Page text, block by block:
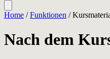
Home / Funktionen /
Nach dem